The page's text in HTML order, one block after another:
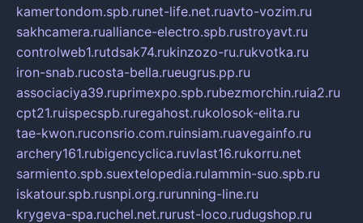
kamertondom.spb.runet-life.net.ruavto-vozim.ru
sakhcamera.rualliance-electro.spb.rustroyavt.ru
controlweb1.rutdsak74.rukinzozo-ru.rukvotka.ru
iron-snab.rucosta-bella.rueugrus.pp.ru
associaciya39.ruprimexpo.spb.rubezmorchin.ruia2.ru
cpt21.ruispecspb.ruregahost.rukolosok-elita.ru
tae-kwon.ruconsrio.com.ruinsiam.ruavegainfo.ru
archery161.rubigencyclica.ruvlast16.rukorru.net
sarmiento.spb.suextelopedia.rulammin-suo.spb.ru
iskatour.spb.rusnpi.org.rurunning-line.ru
krygeva-spa.ruchel.net.rurust-loco.rudugshop.ru